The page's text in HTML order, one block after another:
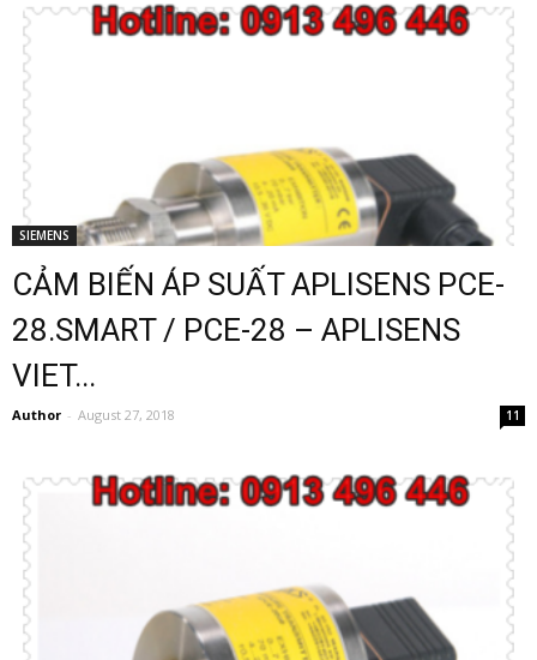
SIEMENS
CẢM BIẾN ÁP SUẤT APLISENS PCE-
28.SMART / PCE-28 – APLISENS
VIET...
Author - August 27, 2018 11